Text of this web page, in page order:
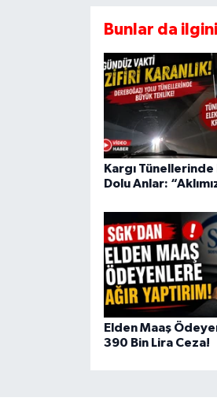
Bunlar da
Kargı
Dolu Anlar:
Elden Maaş
390 Bin Lira Ceza!